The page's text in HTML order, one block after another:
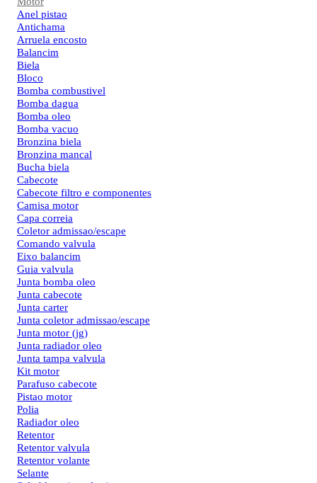
Anel pistao
Antichama
Arruela encosto
Balancim
Biela
Bloco
Bomba combustivel
Bomba dagua
Bomba oleo
Bomba vacuo
Bronzina biela
Bronzina mancal
Bucha biela
Cabecote
Cabecote filtro e componentes
Camisa motor
Capa correia
Coletor admissao/escape
Comando valvula
Eixo balancim
Guia valvula
Junta bomba oleo
Junta cabecote
Junta carter
Junta coletor admissao/escape
Junta motor (jg)
Junta radiador oleo
Junta tampa valvula
Kit motor
Parafuso cabecote
Pistao motor
Polia
Radiador oleo
Retentor
Retentor valvula
Retentor volante
Selante